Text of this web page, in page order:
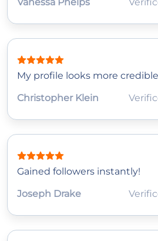
My profile looks more
Christopher Klein
Gained followers instantly!
Joseph Drake